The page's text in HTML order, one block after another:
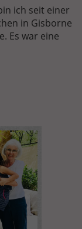
ich seit einer
in Gisborne
Es war eine